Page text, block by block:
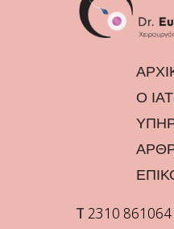
Ο
Τ 2310 861064